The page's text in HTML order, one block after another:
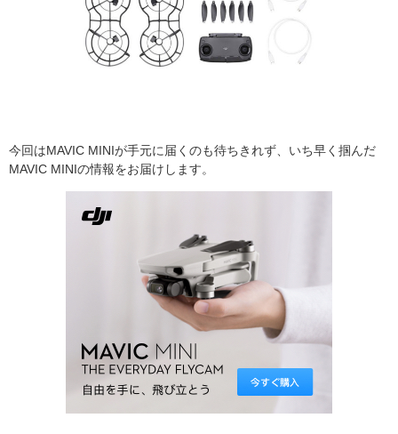
今回はMAVIC MINIが手元に届くのも待ちきれず、いち早く掴んだ
MAVIC MINIの情報をお届けします。